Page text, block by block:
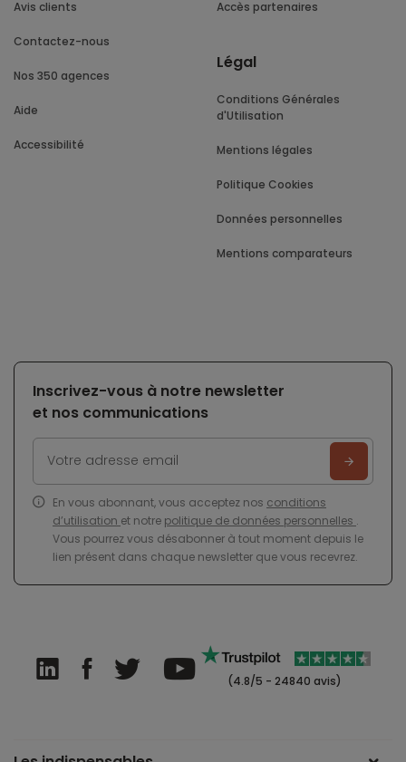
Avis clients
Contactez-nous
Nos 350 agences
Aide
Accessibilité
Accès partenaires
Légal
Conditions Générales
d'Utilisation
Mentions légales
Politique Cookies
Données personnelles
Mentions comparateurs
Inscrivez-vous à notre newsletter
et nos communications
En vous abonnant, vous acceptez nos conditions
d’utilisation et notre politique de données personnelles .
Vous pourrez vous désabonner à tout moment depuis le
lien présent dans chaque newsletter que vous recevrez.
(4.8/5 - 24840 avis)